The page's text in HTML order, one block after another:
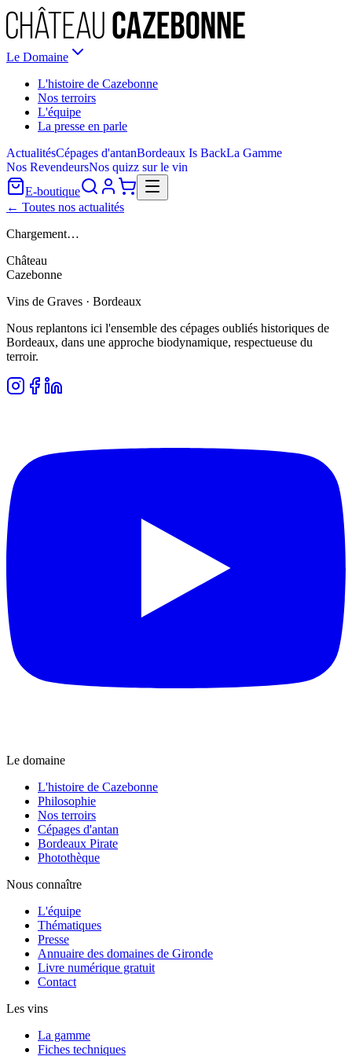
Le Domaine
L'histoire de Cazebonne
Nos terroirs
L'équipe
La presse en parle
ActualitésCépages d'antanBordeaux Is BackLa Gamme
Nos RevendeursNos quizz sur le vin
E-boutique
← Toutes nos actualités
Chargement…
Château
Cazebonne
Vins de Graves · Bordeaux
Nous replantons ici l'ensemble des cépages oubliés historiques de
Bordeaux, dans une approche biodynamique, respectueuse du
terroir.
Le domaine
L'histoire de Cazebonne
Philosophie
Nos terroirs
Cépages d'antan
Bordeaux Pirate
Photothèque
Nous connaître
L'équipe
Thématiques
Presse
Annuaire des domaines de Gironde
Livre numérique gratuit
Contact
Les vins
La gamme
Fiches techniques